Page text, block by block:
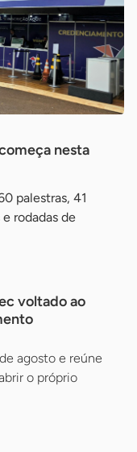
nesta
palestras, 41
rodadas de
voltado ao
agosto e reúne
o próprio